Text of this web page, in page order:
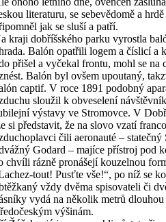
literaturu, se sebevědomě a hrdě
jak se sluší a patří.
kraji dobříšského parku vyrostla
Balón opatřili logem a číslicí a
přišel a vyčekal frontu, mohl se na
Balón byl ovšem upoutaný,
captif. V roce 1891 podobný
sloužil k obveselení
výstavy ve Stromovce. V
si představit, že na slovo vzatí
čili aeronauté – statečný
Godard – majíce přístroj pod
chvíli rázně pronášejí kouzelnou
tout! Pusťte vše!“, po níž se
vždy dvěma spisovateli či
vydá na několik metrů
výšinám.